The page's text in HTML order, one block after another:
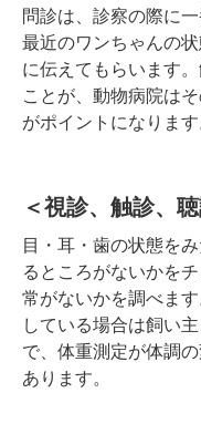
問診は、診察の際に
最近のワンちゃんの
に伝えてもらいます
ことが、動物病院は
がポイントになります
＜視診、触診、
目・耳・歯の状態を
るところがないかを
常がないかを調べま
している場合は飼い
で、体重測定が体調
あります。